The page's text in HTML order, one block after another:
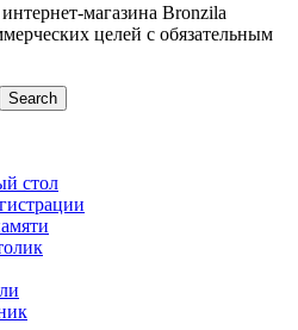
магазина Bronzila
целей с обязательным
Search
стол